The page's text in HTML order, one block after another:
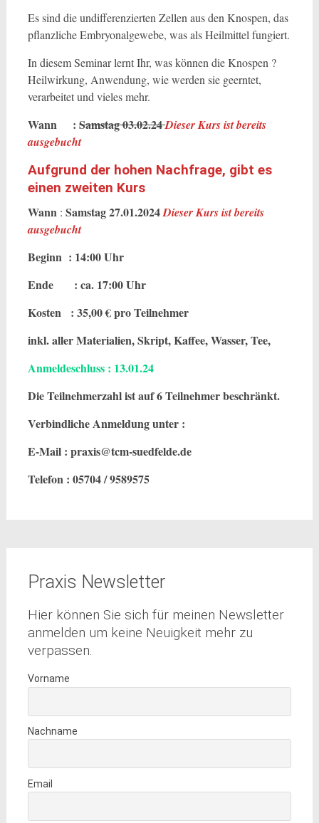
Es sind die undifferenzierten Zellen aus den Knospen, das
pflanzliche Embryonalgewebe, was als Heilmittel fungiert.
In diesem Seminar lernt Ihr, was können die Knospen ?
Heilwirkung, Anwendung, wie werden sie geerntet,
verarbeitet und vieles mehr.
Wann : Samstag 03.02.24Dieser Kurs ist bereits
ausgebucht
Aufgrund der hohen Nachfrage, gibt es
einen zweiten Kurs
Wann : Samstag 27.01.2024Dieser Kurs ist bereits
ausgebucht
Beginn : 14:00 Uhr
Ende : ca. 17:00 Uhr
Kosten : 35,00 € pro Teilnehmer
inkl. aller Materialien, Skript, Kaffee, Wasser, Tee,
Anmeldeschluss : 13.01.24
Die Teilnehmerzahl ist auf 6 Teilnehmer beschränkt.
Verbindliche Anmeldung unter :
E-Mail : praxis@tcm-suedfelde.de
Telefon : 05704 / 9589575
Praxis Newsletter
Hier können Sie sich für meinen Newsletter
anmelden um keine Neuigkeit mehr zu
verpassen.
Vorname
Nachname
Email